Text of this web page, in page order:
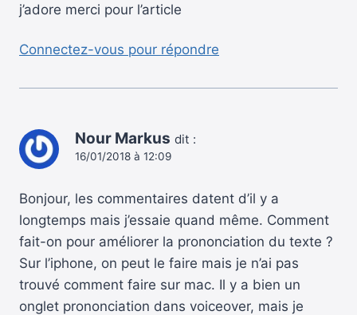
j’adore merci pour l’article
Connectez-vous pour répondre
Nour Markus dit :
16/01/2018 à 12:09
Bonjour, les commentaires datent d’il y a
longtemps mais j’essaie quand même. Comment
fait-on pour améliorer la prononciation du texte ?
Sur l’iphone, on peut le faire mais je n’ai pas
trouvé comment faire sur mac. Il y a bien un
onglet prononciation dans voiceover, mais je